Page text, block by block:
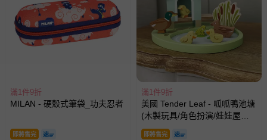
-接觸性孕哺產品（奶嘴、奶瓶、擠乳器、哺乳衣、托腹
帶束縛衣、餐搖椅等）。
-其他原廠盒裝商品封口處已貼上「不可拆封」，或具警
示字句等說明貼紙、封條者。
國際航空、客運、訂房等服務。
相關的退換貨辦理流程，可詳見：退換貨 & 退款問題
其他常見問題：
滿1件9折
MILAN - 硬殼式筆袋_功夫忍者
即將售完
滿1件9折
美國 Tender Leaf - 呱呱鴨池塘
(木製玩具/角色扮演/娃娃屋配
件)
即將售完